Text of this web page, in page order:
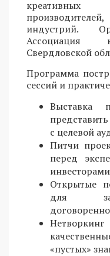
креативных
индустрий.
Ассоциация
Свердловской
Программа
сессий и
Выставка
с целевой
Питчи
перед
Открытые
для
«пустых»